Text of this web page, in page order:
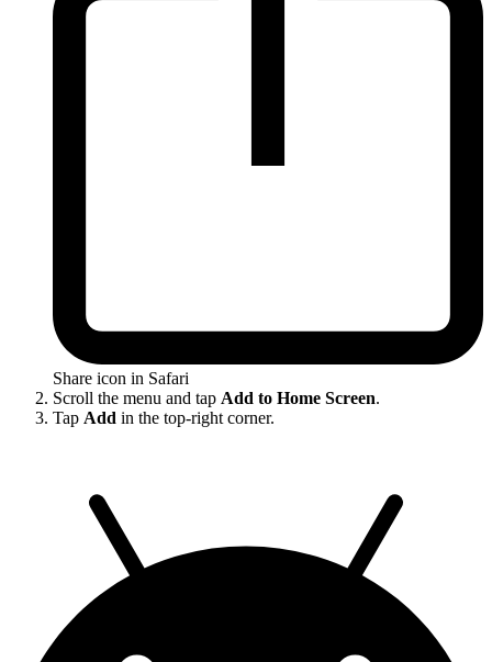
Share icon in Safari
Scroll the menu and tap Add to Home Screen.
Tap Add in the top-right corner.